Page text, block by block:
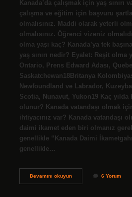
Kanada’da çalışmak için yaş sınırı
çalışma ve eğitim için başvuru
olmalısınız. Maddi olarak yeterli
olmalısınız. Öğrenci vizeniz
olma yaşı kaç? Kanada’ya tek
yaş sınırı nedir? Eyalet: Reşit olma
Ontario, Prens Edward Adası,
Saskatchewan18Britanya
Newfoundland ve Labrador,
Scotia, Nunavut, Yukon19 Kaç yılda
olunur? Kanada vatandaşı olmak
ihtiyacınız var? Kanada vatandaşı
daimi ikamet eden biri olmanız
genellikle “Kanada Daimi
genellikle…
Devamını okuyunKanadada
6 Yorum